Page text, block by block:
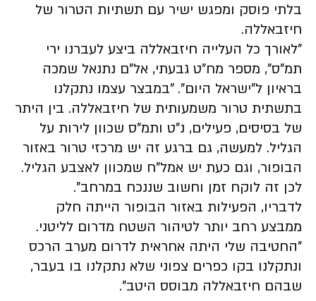
בלתי פוסק ומפגש ישיר עם תשתיות הטרור של
חיזבאללה.
"לאורך כל העלייה חיזבאללה ביצע לעברנו ירי
תמ"ס", מספר מח"ט גבעתי, אל"ם נתנאל שמכה
בראיון ל"ישראל היום". "במבצר עצמו נתקלנו
בתשתית טרור משמעותית של חיזבאללה. בין היתר
של בסיסים, פעילים, נ"ט ותמ"ס שכוון לירות על
הגליל. למעשה, גם ברגע זה יש מרכזי טרור באזור
הבופור, וגם כעת יש אמל"ח שמכוון לאצבע הגליל.
לכן זה לוקח זמן וחשוב שננכח במרחב".
לדבריו, הפעילות באזור הבופור הייתה חלק
ממבצע רחב יותר לטיהור השטח מדרום לליטני.
"החטיבה שלי היתה אחראית לדרום מערב הרכס
ונתקלנו בקו כפרים צפוני שלא נתקלנו בו בעבר,
שבהם חיזבאללה מבוסס היטב".